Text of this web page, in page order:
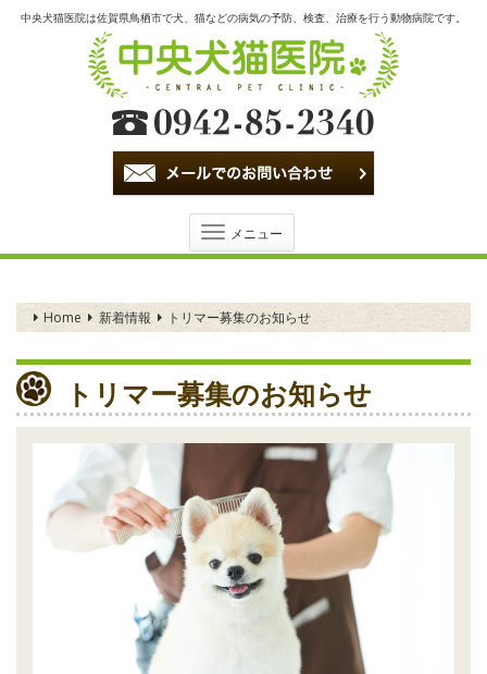
中央犬猫医院は佐賀県鳥栖市で犬、猫などの病気の予防、検査、治療を行う動物病院です。
Toggle
navigation
メニュー
Home 新着情報 トリマー募集のお知らせ
トリマー募集のお知らせ